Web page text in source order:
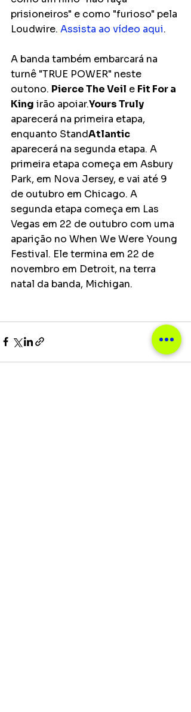
prisioneiros" e como "furioso" pela
Loudwire. Assista ao vídeo aqui.
A banda também embarcará na
turnê "TRUE POWER" neste
outono. Pierce The Veil e Fit For a
King irão apoiar.Yours Truly
aparecerá na primeira etapa,
enquanto StandAtlantic
aparecerá na segunda etapa. A
primeira etapa começa em Asbury
Park, em Nova Jersey, e vai até 9
de outubro em Chicago. A
segunda etapa começa em Las
Vegas em 22 de outubro com uma
aparição no When We Were Young
Festival. Ele termina em 22 de
novembro em Detroit, na terra
natal da banda, Michigan.